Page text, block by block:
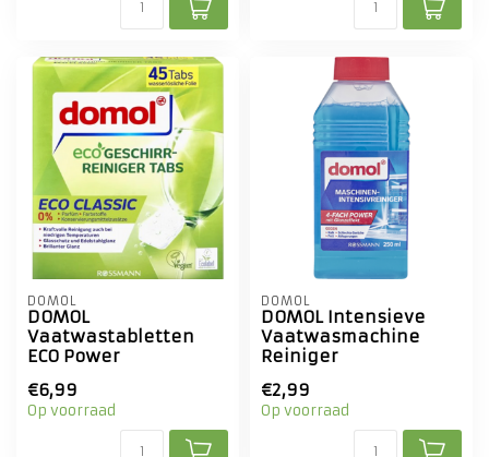
DOMOL
DOMOL
Vaatwastabletten
ECO Power
€6,99
Op voorraad
DOMOL
DOMOL Intensieve
Vaatwasmachine
Reiniger
€2,99
Op voorraad